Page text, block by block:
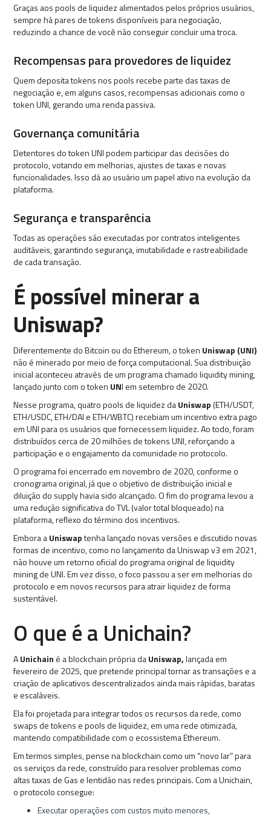
Graças aos pools de liquidez alimentados pelos próprios usuários,
sempre há pares de tokens disponíveis para negociação,
reduzindo a chance de você não conseguir concluir uma troca.
Recompensas para provedores de liquidez
Quem deposita tokens nos pools recebe parte das taxas de
negociação e, em alguns casos, recompensas adicionais como o
token UNI, gerando uma renda passiva.
Governança comunitária
Detentores do token UNI podem participar das decisões do
protocolo, votando em melhorias, ajustes de taxas e novas
funcionalidades. Isso dá ao usuário um papel ativo na evolução da
plataforma.
Segurança e transparência
Todas as operações são executadas por contratos inteligentes
auditáveis, garantindo segurança, imutabilidade e rastreabilidade
de cada transação.
É possível minerar a
Uniswap?
Diferentemente do Bitcoin ou do Ethereum, o token Uniswap (UNI)
não é minerado por meio de força computacional. Sua distribuição
inicial aconteceu através de um programa chamado liquidity mining,
lançado junto com o token UNI em setembro de 2020.
Nesse programa, quatro pools de liquidez daUniswap (ETH/USDT,
ETH/USDC, ETH/DAI e ETH/WBTC) recebiam um incentivo extra pago
em UNI para os usuários que fornecessem liquidez. Ao todo, foram
distribuídos cerca de 20 milhões de tokens UNI, reforçando a
participação e o engajamento da comunidade no protocolo.
O programa foi encerrado em novembro de 2020, conforme o
cronograma original, já que o objetivo de distribuição inicial e
diluição do supply havia sido alcançado. O fim do programa levou a
uma redução significativa do TVL (valor total bloqueado) na
plataforma, reflexo do término dos incentivos.
Embora aUniswaptenha lançado novas versões e discutido novas
formas de incentivo, como no lançamento da Uniswap v3 em 2021,
não houve um retorno oficial do programa original de liquidity
mining de UNI. Em vez disso, o foco passou a ser em melhorias do
protocolo e em novos recursos para atrair liquidez de forma
sustentável.
O que é a Unichain?
AUnichain é a blockchain própria daUniswap,lançada em
fevereiro de 2025, que pretende principal tornar as transações e a
criação de aplicativos descentralizados ainda mais rápidas, baratas
e escaláveis.
Ela foi projetada para integrar todos os recursos da rede, como
swaps de tokens e pools de liquidez, em uma rede otimizada,
mantendo compatibilidade com o ecossistema Ethereum.
Em termos simples, pense na blockchain como um “novo lar” para
os serviços da rede, construído para resolver problemas como
altas taxas de Gas e lentidão nas redes principais. Com a Unichain,
o protocolo consegue:
Executar operações com custos muito menores,